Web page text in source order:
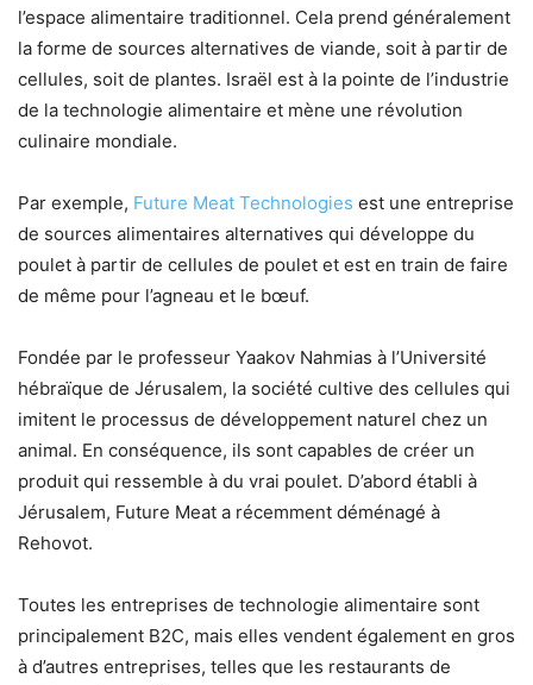
l’espace alimentaire traditionnel. Cela prend généralement
la forme de sources alternatives de viande, soit à partir de
cellules, soit de plantes. Israël est à la pointe de l’industrie
de la technologie alimentaire et mène une révolution
culinaire mondiale.
Par exemple, Future Meat Technologies est une entreprise
de sources alimentaires alternatives qui développe du
poulet à partir de cellules de poulet et est en train de faire
de même pour l’agneau et le bœuf.
Fondée par le professeur Yaakov Nahmias à l’Université
hébraïque de Jérusalem, la société cultive des cellules qui
imitent le processus de développement naturel chez un
animal. En conséquence, ils sont capables de créer un
produit qui ressemble à du vrai poulet. D’abord établi à
Jérusalem, Future Meat a récemment déménagé à
Rehovot.
Toutes les entreprises de technologie alimentaire sont
principalement B2C, mais elles vendent également en gros
à d’autres entreprises, telles que les restaurants de